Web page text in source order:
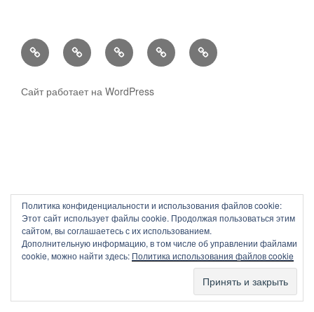
ДОУ
№3
ГОРУНО
«Дубна»
ФП
«Российское
МО
Московской
Новости
Дубны
Сайт работает на WordPress
Политика конфиденциальности и использования файлов сookie:
Этот сайт использует файлы cookie. Продолжая пользоваться этим
сайтом, вы соглашаетесь с их использованием.
Дополнительную информацию, в том числе об управлении файлами
cookie, можно найти здесь: Политика использования файлов cookie